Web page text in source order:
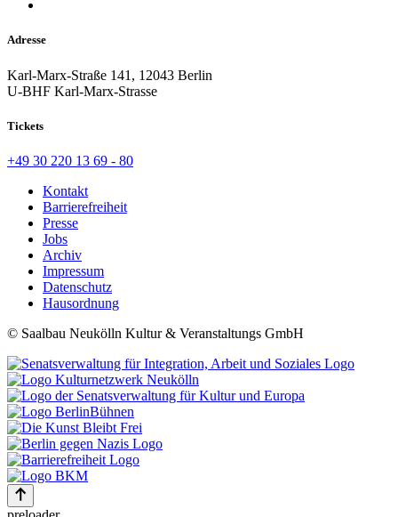
Adresse
Karl-Marx-Straße 141, 12043 Berlin
U-BHF Karl-Marx-Strasse
Tickets
+49 30 220 13 69 - 80
Kontakt
Barrierefreiheit
Presse
Jobs
Archiv
Impressum
Datenschutz
Hausordnung
© Saalbau Neukölln Kultur & Veranstaltungs GmbH